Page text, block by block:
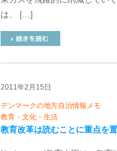
は、 […]
2011年2月15日
デンマークの地方自治情報メモ
教育・文化・生活
教育改革は読むことに重点を